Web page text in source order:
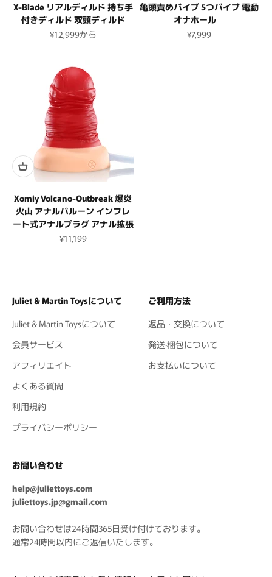
X-Blade リアルディルド 持ち手
付きディルド 双頭ディルド
セール価格
¥12,999から
亀頭責めバイブ 5つバイブ 電動
オナホール
セール価格
¥7,999
Xomiy Volcano-Outbreak 爆炎
火山 アナルバルーン インフレ
ート式アナルプラグ アナル拡張
セール価格
¥11,199
Juliet & Martin Toysについて
Juliet & Martin Toysについて
会員サービス
アフィリエイト
よくある質問
利用規約
プライバシーポリシー
ご利用方法
返品・交換について
発送·梱包について
お支払いについて
お問い合わせ
help@juliettoys.com
juliettoys.jp@gmail.com
お問い合わせは24時間365日受け付けております。
通常24時間以内にご返信いたします。